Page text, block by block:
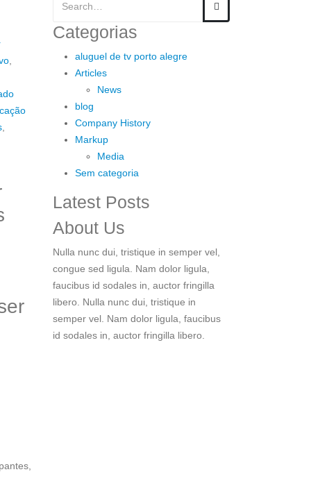
,
,
Categorias
aluguel de tv porto alegre
Articles
News
blog
Company History
Markup
Media
Sem categoria
Latest Posts
About Us
Nulla nunc dui, tristique in semper vel,
congue sed ligula. Nam dolor ligula,
faucibus id sodales in, auctor fringilla
libero. Nulla nunc dui, tristique in
semper vel. Nam dolor ligula, faucibus
id sodales in, auctor fringilla libero.